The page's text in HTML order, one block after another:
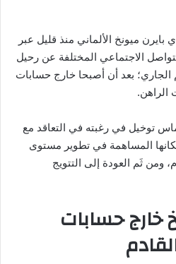
بايرن ميونخ الألماني منذ قليل عبر
الاجتماعي المختلفة عن رحيل
الجاري؛ بعد أن أصبحا خارج حسابات
الراهن.
توخيل في رغبته في التعاقد مع
المساهمة في تطوير مستوى
ومن ثَم العودة إلى التتويج
خارج حسابات